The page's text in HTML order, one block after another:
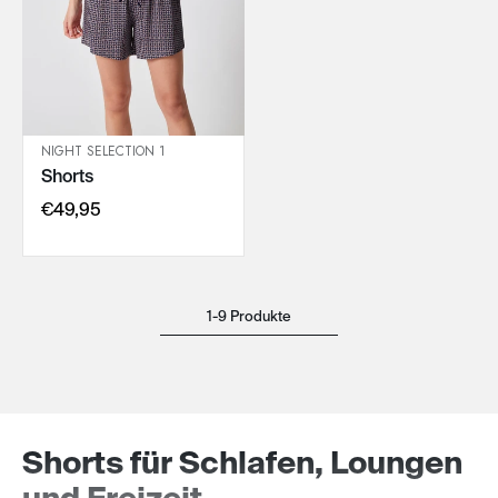
IN DEN WARENKORB
NIGHT SELECTION 1
Shorts
€49,95
1-9 Produkte
Shorts für Schlafen, Loungen